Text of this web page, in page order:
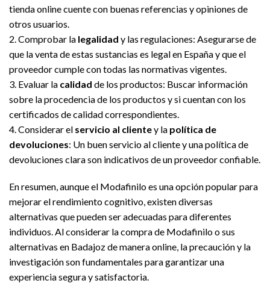
tienda online cuente con buenas referencias y opiniones de
otros usuarios.
2. Comprobar la legalidad y las regulaciones: Asegurarse de
que la venta de estas sustancias es legal en España y que el
proveedor cumple con todas las normativas vigentes.
3. Evaluar la calidad de los productos: Buscar información
sobre la procedencia de los productos y si cuentan con los
certificados de calidad correspondientes.
4. Considerar el servicio al clientey la política de
devoluciones: Un buen servicio al cliente y una política de
devoluciones clara son indicativos de un proveedor confiable.
En resumen, aunque el Modafinilo es una opción popular para
mejorar el rendimiento cognitivo, existen diversas
alternativas que pueden ser adecuadas para diferentes
individuos. Al considerar la compra de Modafinilo o sus
alternativas en Badajoz de manera online, la precaución y la
investigación son fundamentales para garantizar una
experiencia segura y satisfactoria.